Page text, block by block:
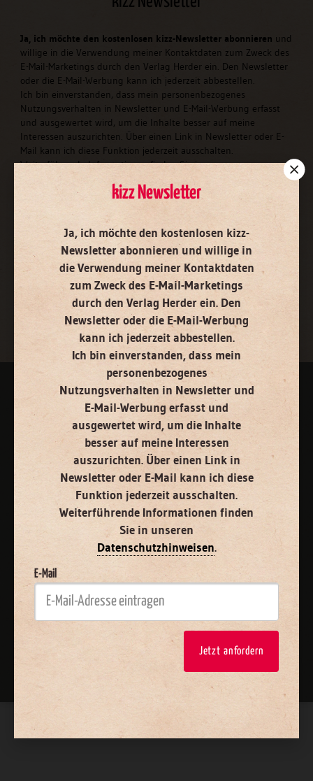
Ja, ich möchte den kostenlosen kizz-Newsletter abonnieren und
willige in die Verwendung meiner Kontaktdaten zum Zweck des
E-Mail-Marketings durch den Verlag Herder ein. Den Newsletter
oder die E-Mail-Werbung kann ich jederzeit abbestellen.
Ich bin einverstanden, dass mein personenbezogenes
Nutzungsverhalten in Newsletter und E-Mail-Werbung erfasst
und ausgewertet wird, um die Inhalte besser auf meine
Interessen auszurichten. Über einen Link in Newsletter oder E-
Mail kann ich diese Funktion jederzeit ausschalten.
Weiterführende Informationen finden Sie in unseren
AGB und Widerrufsbelehrung Datenschutz Barrierefreiheit
Impressum
Vertrag widerrufen Abo online kündigen
Nach oben
kizz Newsletter
Ja, ich möchte den kostenlosen kizz-
Newsletter abonnieren und willige in
die Verwendung meiner Kontaktdaten
zum Zweck des E-Mail-Marketings
durch den Verlag Herder ein. Den
Newsletter oder die E-Mail-Werbung
kann ich jederzeit abbestellen.
Ich bin einverstanden, dass mein
personenbezogenes
Nutzungsverhalten in Newsletter und
E-Mail-Werbung erfasst und
ausgewertet wird, um die Inhalte
besser auf meine Interessen
auszurichten. Über einen Link in
Newsletter oder E-Mail kann ich diese
Funktion jederzeit ausschalten.
Weiterführende Informationen finden
Sie in unseren
Datenschutzhinweisen.
E-Mail
Jetzt anfordern